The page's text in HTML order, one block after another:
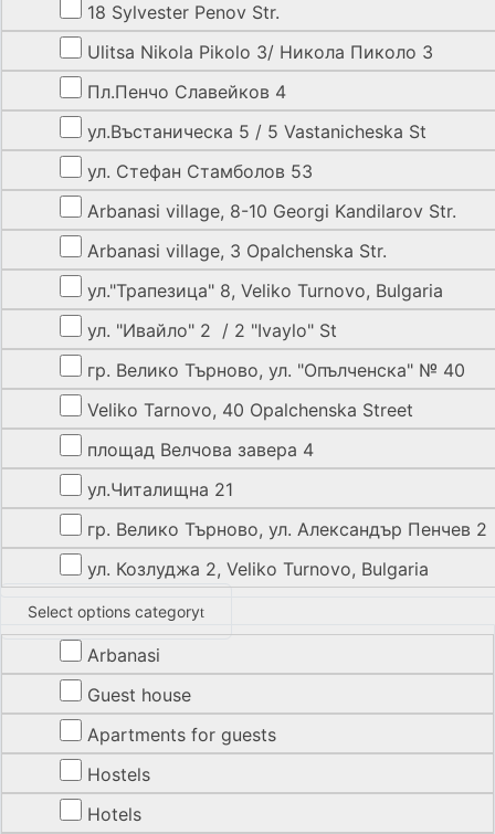
18 Sylvester Penov Str.
Ulitsa Nikola Pikolo 3/ Никола Пиколо 3
Пл.Пенчо Славейков 4
ул.Въстаническа 5 / 5 Vastanicheska St
ул. Стефан Стамболов 53
Arbanasi village, 8-10 Georgi Kandilarov Str.
Arbanasi village, 3 Opalchenska Str.
ул."Трапезица" 8, Veliko Turnovo, Bulgaria
ул. "Ивайло" 2 / 2 "Ivaylo" St
гр. Велико Търново, ул. "Опълченска" № 40
Veliko Tarnovo, 40 Opalchenska Street
площад Велчова завера 4
ул.Читалищна 21
гр. Велико Търново, ул. Александър Пенчев 2
ул. Козлуджа 2, Veliko Turnovo, Bulgaria
Select options category
Arbanasi
Guest house
Apartments for guests
Hostels
Hotels